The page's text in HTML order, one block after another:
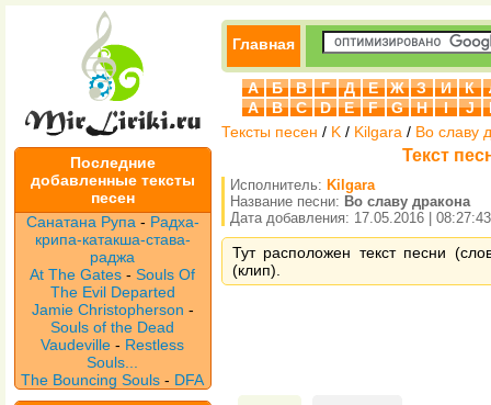
Последние
добавленные тексты
песен
Санатана Рупа - Радха-
крипа-катакша-става-
раджа
At The Gates -Souls Of
The Evil Departed
Jamie Christopherson -
Souls of the Dead
Vaudeville- Restless
Souls...
The Bouncing Souls - DFA
Главная
А Б В Г Д Е Ж З И К
A
B C D E F G H I J
Тексты песен / K / Kilgara / Во славу
Текст
Исполнитель: Kilgara
Название песни: Во славу дракона
Дата добавления: 17.05.2016 | 08:27:43
Тут расположен текст песни
(клип).